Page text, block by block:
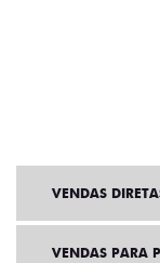
VENDAS
VENDAS PARA